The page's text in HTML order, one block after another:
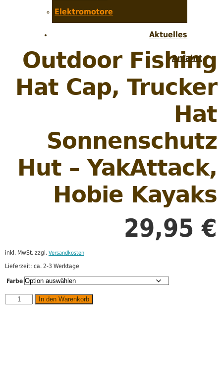
Elektromotore
Aktuelles
Anfahrt
Outdoor Fishing
Hat Cap, Trucker
Hat
Sonnenschutz
Hut – YakAttack,
Hobie Kayaks
29,95€
inkl. MwSt. zzgl. Versandkosten
Lieferzeit: ca. 2-3 Werktage
Farbe
In den Warenkorb